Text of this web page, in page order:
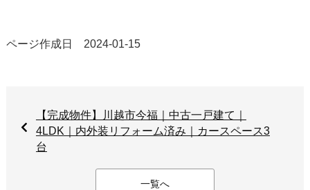
ページ作成日 2024-01-15
【完成物件】川越市今福｜中古一戸建て｜
4LDK｜内外装リフォーム済み｜カースペース3
台
一覧へ